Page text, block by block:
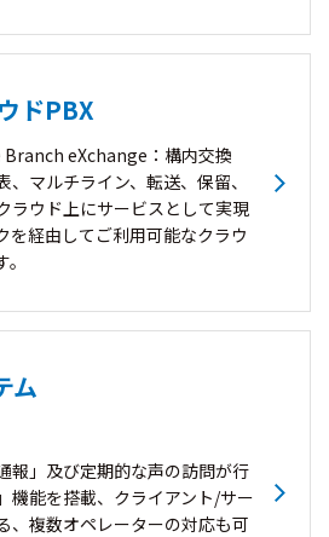
ドPBX
eXchange：構内交換
マルチライン、転送、保留、
ラウド上にサービスとして実現
を経由してご利用可能なクラウ
ム
報」及び定期的な声の訪問が行
機能を搭載、クライアント/サー
、複数オペレーターの対応も可